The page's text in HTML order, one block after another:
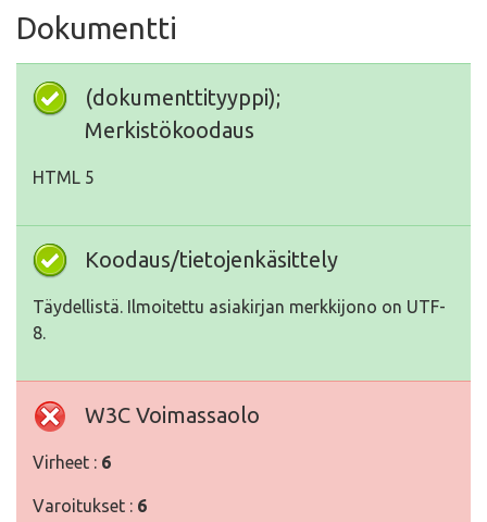
Dokumentti
(dokumenttityyppi);
Merkistökoodaus
HTML 5
Koodaus/tietojenkäsittely
Täydellistä. Ilmoitettu asiakirjan merkkijono on UTF-
8.
W3C Voimassaolo
Virheet : 6
Varoitukset : 6